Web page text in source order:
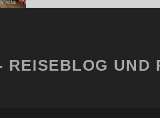
UND